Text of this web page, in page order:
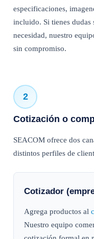
especificaciones,
incluido. Si tienes dudas
necesidad, nuestro
sin compromiso.
2
Cotización o
SEACOM ofrece dos
distintos perfiles de
Cotizador
Agrega productos al
Nuestro equipo